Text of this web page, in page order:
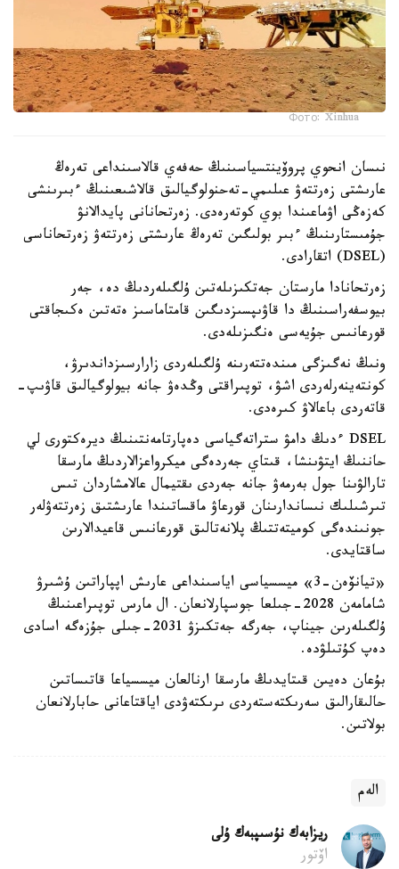
Фото: Xinhua
نىسان انحوي پروۆينتسياسىنىڭ حەفەي قالاسىنداعى تەرەڭ
عارىشتى زەرتتەۋ عىلىمي-تەحنولوگيالىق قالاشىعىنىڭ ءبىرىنشى
كەزەڭى اۋماعىندا بوي كوتەرەدى. زەرتحانانى پايدالانۋ
جۇمىستارىنىڭ ءبىر بولىگىن تەرەڭ عارىشتى زەرتتەۋ زەرتحاناسى
(DSEL) اتقارادى.
زەرتحانادا مارستان جەتكىزىلەتىن ۇلگىلەردىڭ دە، جەر
بيوسفەراسىنىڭ دا قاۋىپسىزدىگىن قامتاماسىز ەتەتىن ەكىجاقتى
قورعانىس جۇيەسى ەنگىزىلەدى.
ونىڭ نەگىزگى مىندەتتەرىنە ۇلگىلەردى زارارسىزداندىرۋ،
كونتەينەرلەردى اشۋ، توپىراقتى وڭدەۋ جانە بيولوگيالىق قاۋىپ-
قاتەردى باعالاۋ كىرەدى.
DSEL ءدىڭ دامۋ ستراتەگياسى دەپارتامەنتىنىڭ ديرەكتورى لي
حاننىڭ ايتۋىنشا، قىتاي جەردەگى ميكرواعزالاردىڭ مارسقا
تارالۋىنا جول بەرمەۋ جانە جەردى ىقتيمال عالامشاردان تىس
تىرشىلىك نىساندارىنان قورعاۋ ماقساتىندا عارىشتىق زەرتتەۋلەر
جونىندەگى كوميتەتتىڭ پلانەتالىق قورعانىس قاعيدالارىن
ساقتايدى.
«تيانۆەن-3» ميسسياسى اياسىنداعى عارىش اپپاراتىن ۇشىرۋ
شامامەن 2028-جىلعا جوسپارلانعان. ال مارس توپىراعىنىڭ
ۇلگىلەرىن جيناپ، جەرگە جەتكىزۋ 2031-جىلى جۇزەگە اسادى
دەپ كۇتىلۋدە.
بۇعان دەيىن قىتايدىڭ مارسقا ارنالعان ميسسياعا قاتىساتىن
حالىقارالىق سەرىكتەستەردى ىرىكتەۋدى اياقتاعانى حابارلانعان
بولاتىن.
الەم
ريزابەك نۇسىپبەك ۇلى
اۆتور